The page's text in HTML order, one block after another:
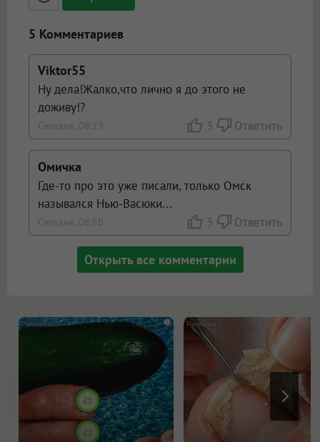
ссылками, и [img]адрес[/img] будет
5 Комментариев
Viktor55
Ну дела!Жалко,что лично я до этого не
доживу!?
Сегодня, 08:23 3 Ответить
Омичка
Где-то про это уже писали, только Омск
назывался Нью-Васюки...
Сегодня, 08:50 3 Ответить
Открыть все комментарии
i